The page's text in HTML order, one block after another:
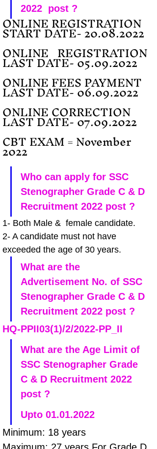
2022  post ?
ONLINE REGISTRATION
START DATE- 20.08.2022
ONLINE   REGISTRATION
LAST DATE- 05.09.2022
ONLINE FEES PAYMENT
LAST DATE- 06.09.2022
ONLINE CORRECTION
LAST DATE- 07.09.2022
CBT EXAM = November
2022
Who can apply for SSC
Stenographer Grade C & D
Recruitment 2022 post ?
1- Both Male &  female candidate.
2- A candidate must not have
exceeded the age of 30 years.
What are the
Advertisement No. of SSC
Stenographer Grade C & D
Recruitment 2022 post ?
HQ-PPII03(1)/2/2022-PP_II
What are the Age Limit of
SSC Stenographer Grade
C & D Recruitment 2022
post ?
Upto 01.01.2022
Minimum: 18 years